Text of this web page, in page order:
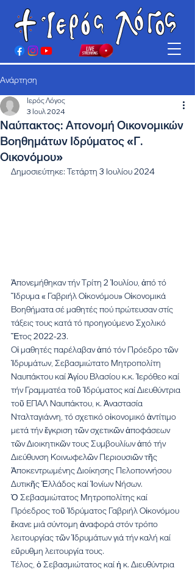
Ανάρτηση
Ναύπακτος: Απονομή Οικονομικών
Βοηθημάτων Ιδρύματος «Γ.
Οικονόμου»
Ιερός Λόγος
3 Ιουλ 2024
Δημοσιεύτηκε: Τετάρτη 3 Ιουλίου 2024
Ἀπονεμήθηκαν τήν Τρίτη 2 Ἰουλίου, ἀπό τό
Ἵδρυμα « Γαβριήλ Οἰκονόμου» Οἰκονομικά
Βοηθήματα σέ μαθητές πού πρώτευσαν στίς
τάξεις τους κατά τό προηγούμενο Σχολικό
Ἔτος 2022-23.
Οἱ μαθητές παρέλαβαν ἀπό τόν Πρόεδρο τῶν
Ἱδρυμάτων, Σεβασμιώτατο Μητροπολίτη
Ναυπάκτου καί Ἁγίου Βλασίου κ.κ. Ἱερόθεο καί
τήν Γραμματέα τοῦ Ἱδρύματος καί Διευθύντρια
τοῦ ΕΠΑΛ Ναυπάκτου, κ. Ἀναστασία
Νταλταγιάννη, τό σχετικό οἰκονομικό ἀντίτιμο
μετά τήν ἔγκριση τῶν σχετικῶν ἀποφάσεων
τῶν Διοικητικῶν τους Συμβουλίων ἀπό τήν
Διεύθυνση Κοινωφελῶν Περιουσιῶν τῆς
Ἀποκεντρωμένης Διοίκησης Πελοποννήσου
Δυτικῆς Ἑλλάδος καί Ἰονίων Νήσων.
Ὁ Σεβασμιώτατος Μητροπολίτης καί
Πρόεδρος τοῦ Ἱδρύματος Γαβριήλ Οἰκονόμου
ἔκανε μιά σύντομη ἀναφορά στόν τρόπο
λειτουργίας τῶν Ἱδρυμάτων γιά τήν καλή καί
εὔρυθμη λειτουργία τους.
Τέλος, ὁ Σεβασμιώτατος καί ἡ κ. Διευθύντρια